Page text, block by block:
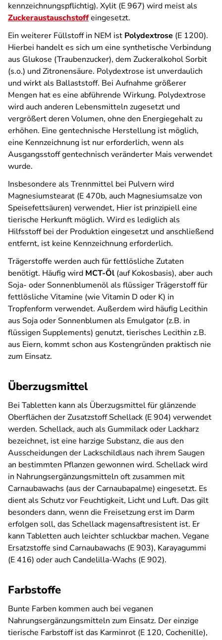
kennzeichnungspflichtig). Xylit (E 967) wird meist als
Zuckeraustauschstoffeingesetzt.
Ein weiterer Füllstoff in NEM ist Polydextrose (E 1200).
Hierbei handelt es sich um eine synthetische Verbindung
aus Glukose (Traubenzucker), dem Zuckeralkohol Sorbit
(s.o.) und Zitronensäure. Polydextrose ist unverdaulich
und wirkt als Ballaststoff. Bei Aufnahme größerer
Mengen hat es eine abführende Wirkung. Polydextrose
wird auch anderen Lebensmitteln zugesetzt und
vergrößert deren Volumen, ohne den Energiegehalt zu
erhöhen. Eine gentechnische Herstellung ist möglich,
eine Kennzeichnung ist nur erforderlich, wenn als
Ausgangsstoff gentechnisch veränderter Mais verwendet
wurde.
Insbesondere als Trennmittel bei Pulvern wird
Magnesiumstearat (E 470b, auch Magnesiumsalze von
Speisefettsäuren) verwendet, Hier ist prinzipiell eine
tierische Herkunft möglich. Wird es lediglich als
Hilfsstoff bei der Produktion eingesetzt und anschließend
entfernt, ist keine Kennzeichnung erforderlich.
Trägerstoffe werden auch für fettlösliche Zutaten
benötigt. Häufig wird MCT-Öl (auf Kokosbasis), aber auch
Soja- oder Sonnenblumenöl als flüssiger Trägerstoff für
fettlösliche Vitamine (wie Vitamin D oder K) in
Tropfenform verwendet. Außerdem wird häufig Lecithin
aus Soja oder Sonnenblumen als Emulgator (z.B. in
flüssigen Supplements) genutzt, tierisches Lecithin z.B.
aus Eiern, kommt schon aus Kostengründen praktisch nie
zum Einsatz.
Überzugsmittel
Bei Tabletten kann als Überzugsmittel für glänzende
Oberflächen der Zusatzstoff Schellack (E 904) verwendet
werden. Schellack, auch als Gummilack oder Lackharz
bezeichnet, ist eine harzige Substanz, die aus den
Ausscheidungen der Lackschildlaus nach ihrem Saugen
an bestimmten Pflanzen gewonnen wird. Schellack wird
in Nahrungsergänzungsmitteln oft zusammen mit
Carnaubawachs (aus der Carnaubapalme) eingesetzt. Es
dient als Schutz vor Feuchtigkeit, Licht und Luft. Das gilt
besonders dann, wenn die Freisetzung erst im Darm
erfolgen soll, das Schellack magensaftresistent ist. Er
kann Tabletten auch leichter schluckbar machen. Vegane
Ersatzstoffe sind Carnaubawachs (E 903), Karayagummi
(E 416) oder auch Candelilla-Wachs (E 902).
Farbstoffe
Bunte Farben kommen auch bei veganen
Nahrungsergänzungsmitteln zum Einsatz. Der einzige
tierische Farbstoff ist das Karminrot (E 120, Cochenille),